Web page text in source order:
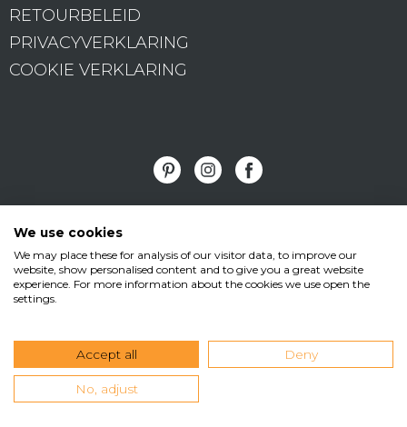
RETOURBELEID
PRIVACYVERKLARING
COOKIE VERKLARING
Vormad/Sittingimage
Edisonstraat 11•3281 NC Numansdorp•T
info@sittingimage.com
We use cookies
We may place these for analysis of our visitor data, to improve our
website, show personalised content and to give you a great website
experience. For more information about the cookies we use open the
settings.
Accept all Deny
No, adjust